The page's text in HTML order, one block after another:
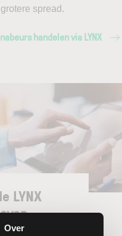
Over
spread.
handelen via LYNX
LYNX